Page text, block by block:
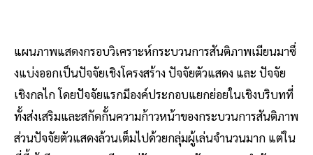
แผนภาพแสดงกรอบวิเคราะห์กระบวนการสันติภาพเมียนมาซึ่
งแบ่งออกเป็นปัจจัยเชิงโครงสร้าง ปัจจัยตัวแสดง และ ปัจจัย
เชิงกลไก โดยปัจจัยแรกมีองค์ประกอบแยกย่อยในเชิงบริบทที่
ทั้งส่งเสริมและสกัดกั้นความก้าวหน้าของกระบวนการสันติภาพ
ส่วนปัจจัยตัวแสดงล้วนเต็มไปด้วยกลุ่มผู้เล่นจำนวนมาก แต่ใน